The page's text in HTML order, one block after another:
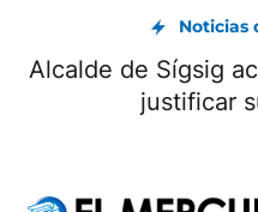
Noticias
Alcalde de Sígsig
justificar